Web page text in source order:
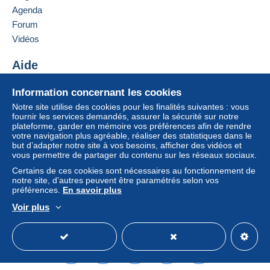
entraîner des conséquences au niveau du compte
Si les conditions de vente du vendeur comportent
considérer comme nulles et non avenues. Les
conditions de paiement du site Delcampe, telles
que définies dans les
conditions d’utilisation
Les achats doivent être payés dans les14 jours
suivant la réception du décompte final de la part du
vendeur.
IMPORTANT NOTICE:
FOR ALL BUYERS:
Unfortunately, as of 01.01.2026. Croatian Post has
introduced major changes regarding the shipping of
collectibles from Croatia.
If I am sending smaller paper content (some written
Information concernant les cookies
Notre site utilise des cookies pour les finalités suivantes : vous
fournir les services demandés, assurer la sécurité sur notre
plateforme, garder en mémoire vos préférences afin de rendre
votre navigation plus agréable, réaliser des statistiques dans le
but d’adapter notre site à vos besoins, afficher des vidéos et
vous permettre de partager du contenu sur les réseaux sociaux.
Certains de ces cookies sont nécessaires au fonctionnement de
notre site, d’autres peuvent être paramétrés selon vos
préférences. En savoir plus
Voir plus
Agenda
Forum
Vidéos
Aide
Acheter sur Delcampe
Vendre sur Delcampe
Un site sécurisé